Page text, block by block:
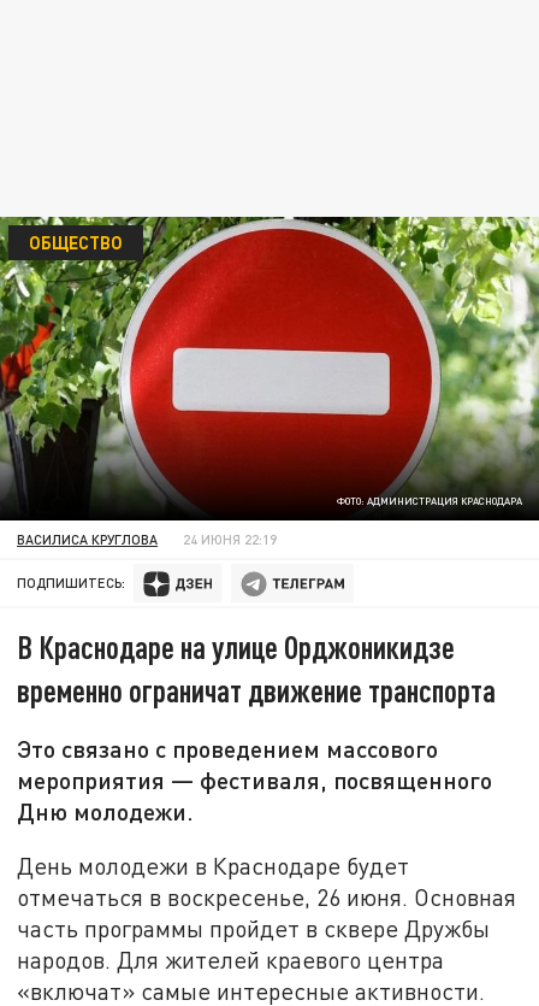
ФОТО: АДМИНИСТРАЦИЯ КРАСНОДАРА
ОБЩЕСТВО
ВАСИЛИСА КРУГЛОВА 24 ИЮНЯ 22:19
ПОДПИШИТЕСЬ:
В Краснодаре на улице Орджоникидзе
временно ограничат движение транспорта
Это связано с проведением массового
мероприятия — фестиваля, посвященного
Дню молодежи.
День молодежи в Краснодаре будет
отмечаться в воскресенье, 26 июня. Основная
часть программы пройдет в сквере Дружбы
народов. Для жителей краевого центра
«включат» самые интересные активности.